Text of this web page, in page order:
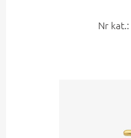
Nr kat.: